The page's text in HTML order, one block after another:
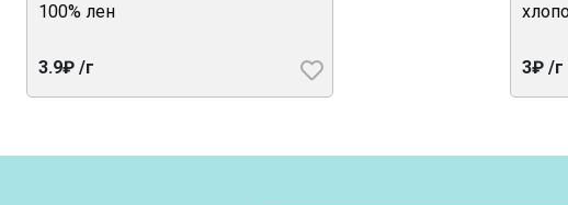
100% лен
3.9₽ /г 3₽ /г